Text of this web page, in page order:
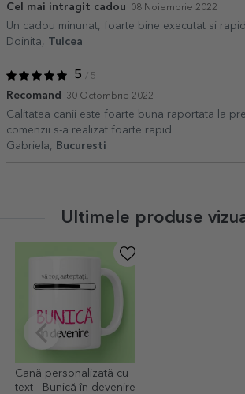
Cel mai intragit cadou 08 Noiembrie 2022
Un cadou minunat, foarte bine executat si
Doinita, Tulcea
5 / 5
Recomand 30 Octombrie 2022
Calitatea canii este foarte buna raportata la
comenzii s-a realizat foarte rapid
Gabriela,
Bucuresti
Ultimele produse
Cană personalizată cu
text - Bunică în devenire